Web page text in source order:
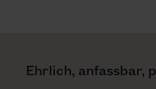
KARRIERE
Ehrlich, anfassbar,